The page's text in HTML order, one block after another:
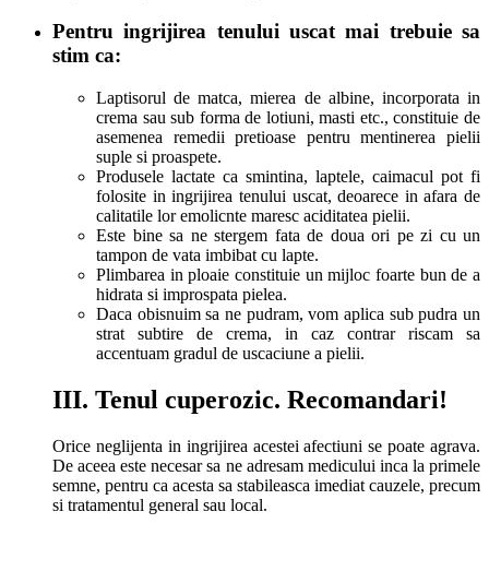
Pentru ingrijirea tenului uscat mai trebuie sa
stim ca:
Laptisorul de matca, mierea de albine, incorporata in
crema sau sub forma de lotiuni, masti etc., constituie de
asemenea remedii pretioase pentru mentinerea pielii
suple si proaspete.
Produsele lactate ca smintina, laptele, caimacul pot fi
folosite in ingrijirea tenului uscat, deoarece in afara de
calitatile lor emolicnte maresc aciditatea pielii.
Este bine sa ne stergem fata de doua ori pe zi cu un
tampon de vata imbibat cu lapte.
Plimbarea in ploaie constituie un mijloc foarte bun de a
hidrata si improspata pielea.
Daca obisnuim sa ne pudram, vom aplica sub pudra un
strat subtire de crema, in caz contrar riscam sa
accentuam gradul de uscaciune a pielii.
III. Tenul cuperozic. Recomandari!
Orice neglijenta in ingrijirea acestei afectiuni se poate agrava.
De aceea este necesar sa ne adresam medicului inca la primele
semne, pentru ca acesta sa stabileasca imediat cauzele, precum
si tratamentul general sau local.